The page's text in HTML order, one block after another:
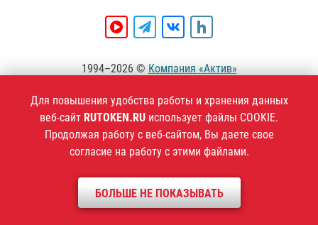
1994–2026 © Компания «Актив»
Для повышения удобства работы и хранения данных
веб-сайт RUTOKEN.RU использует файлы COOKIE.
Продолжая работу с веб-сайтом, Вы даете свое
согласие на работу с этими файлами.
БОЛЬШЕ НЕ ПОКАЗЫВАТЬ